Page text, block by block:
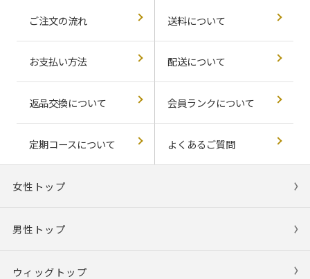
ご注文の流れ 送料について
お支払い方法 配送について
返品交換について 会員ランクについて
定期コースについて よくあるご質問
女性トップ
男性トップ
ウィッグトップ